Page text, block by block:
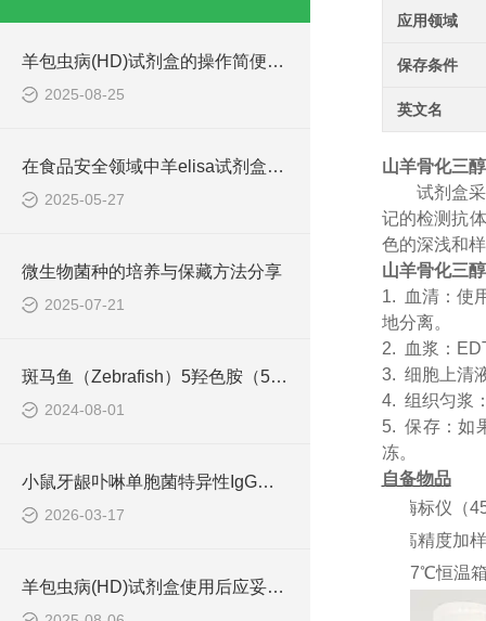
羊包虫病(HD)试剂盒的操作简便快捷
2025-08-25
在食品安全领域中羊elisa试剂盒也有着一定的应用
2025-05-27
微生物菌种的培养与保藏方法分享
2025-07-21
斑马鱼（Zebrafish）5羟色胺（5-HT）ELISA检测试剂盒
2024-08-01
小鼠牙龈卟啉单胞菌特异性IgG抗体（p.g-IgG）ELISA检测试剂盒原理 ​
2026-03-17
羊包虫病(HD)试剂盒使用后应妥善处理废弃物
应用领域
保存条件
英文名
山羊骨化三
试剂盒
记的检测抗
色的深浅和
山羊骨化三
1. 血清：使
地分离。
2. 血浆：
3. 细胞上清
4. 组织匀浆
5. 保存：如
冻。
自备物品
酶标仪（
高精度加
37℃恒温